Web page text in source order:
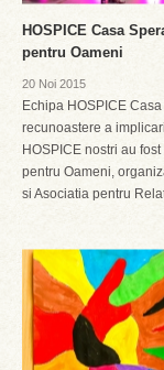
HOSPICE Casa
pentru Oameni
20 Noi 2015
Echipa HOSPICE
recunoastere a
HOSPICE nostri au
pentru Oameni,
si Asociatia pentru